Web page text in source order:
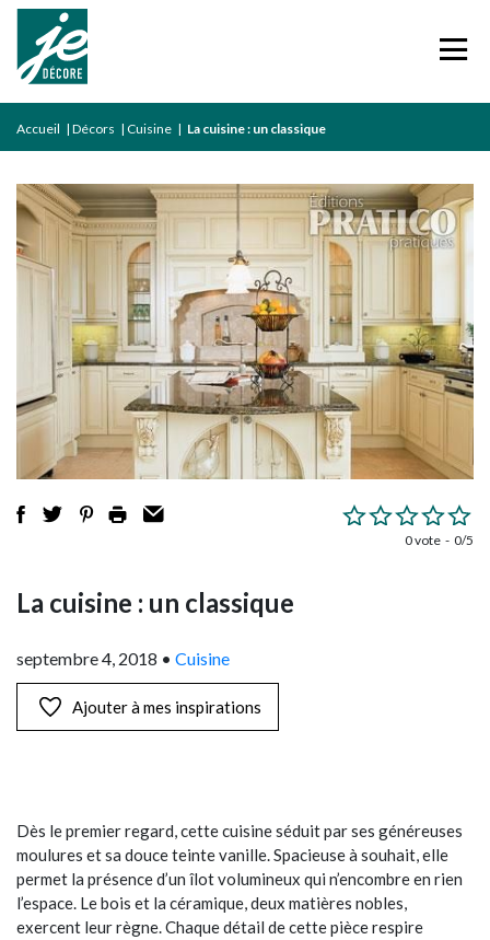
Accueil | Décors | Cuisine | La cuisine : un classique
0 vote 0/5
La cuisine : un classique
septembre 4, 2018 • Cuisine
Ajouter à mes inspirations
Dès le premier regard, cette cuisine séduit par ses généreuses
moulures et sa douce teinte vanille. Spacieuse à souhait, elle
permet la présence d’un îlot volumineux qui n’encombre en rien
l’espace. Le bois et la céramique, deux matières nobles,
exercent leur règne. Chaque détail de cette pièce respire